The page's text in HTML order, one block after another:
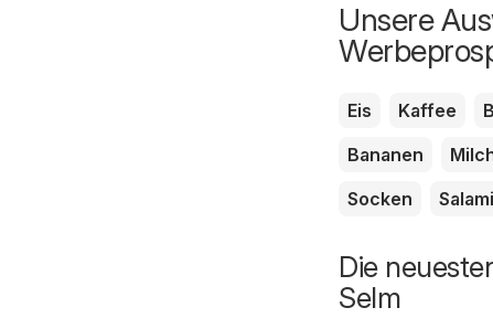
Unsere
Eis Kaffee
Bananen
Socken
Salami
Die
Selm